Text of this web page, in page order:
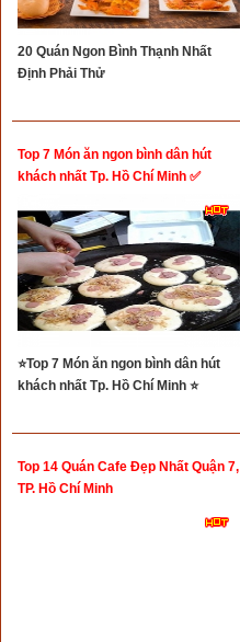
20 Quán Ngon Bình Thạnh Nhất
Định Phải Thử
Top 7 Món ăn ngon bình dân hút
khách nhất Tp. Hồ Chí Minh ✅
⭐Top 7 Món ăn ngon bình dân hút
khách nhất Tp. Hồ Chí Minh ⭐
Top 14 Quán Cafe Đẹp Nhất Quận 7,
TP. Hồ Chí Minh